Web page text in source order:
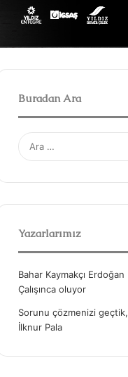
Buradan Ara
Yazarlarımız
Bahar Kaymakçı Erdoğan
Çalışınca oluyor
Sorunu çözmenizi
İlknur Pala